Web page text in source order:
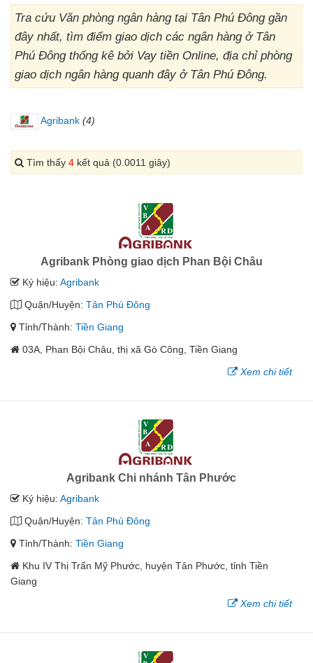
Tra cứu Văn phòng ngân hàng tại Tân Phú Đông gần
đây nhất, tìm điểm giao dịch các ngân hàng ở Tân
Phú Đông thống kê bởi Vay tiền Online, địa chỉ phòng
giao dịch ngân hàng quanh đây ở Tân Phú Đông.
Agribank (4)
Tìm thấy 4 kết quả (0.0011 giây)
Agribank Phòng giao dịch Phan Bội Châu
Ký hiệu: Agribank
Quận/Huyện: Tân Phú Đông
Tỉnh/Thành: Tiền Giang
03A, Phan Bội Châu, thị xã Gò Công, Tiền Giang
Xem chi tiết
Agribank Chi nhánh Tân Phước
Ký hiệu: Agribank
Quận/Huyện: Tân Phú Đông
Tỉnh/Thành: Tiền Giang
Khu IV Thị Trấn Mỹ Phước, huyện Tân Phước, tỉnh Tiền
Giang
Xem chi tiết